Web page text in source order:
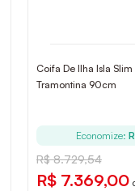
Coifa De Ilha Isla
Tramontina 90cm
Economize:
R$ 8.729,54
R$ 7.369,00